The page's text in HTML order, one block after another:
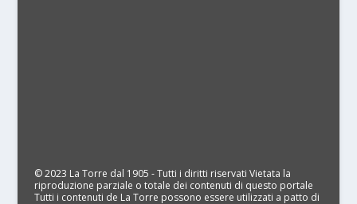
© 2023 La Torre dal 1905 - Tutti i diritti riservati Vietata la
riproduzione parziale o totale dei contenuti di questo portale
Tutti i contenuti de La Torre possono essere utilizzati a patto di